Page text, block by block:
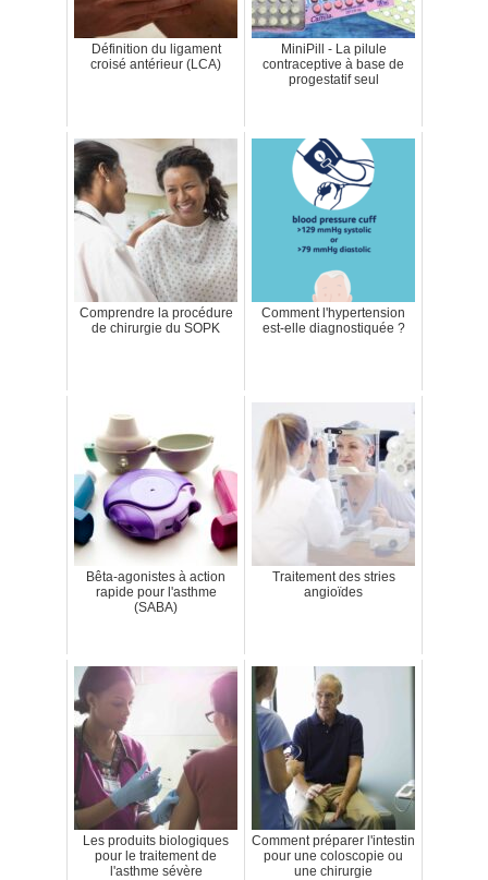
Définition du ligament
croisé antérieur (LCA)
MiniPill - La pilule
contraceptive à base de
progestatif seul
Comprendre la procédure
de chirurgie du SOPK
Comment l'hypertension
est-elle diagnostiquée ?
Bêta-agonistes à action
rapide pour l'asthme
(SABA)
Traitement des stries
angioïdes
Les produits biologiques
pour le traitement de
l'asthme sévère
Comment préparer l'intestin
pour une coloscopie ou
une chirurgie